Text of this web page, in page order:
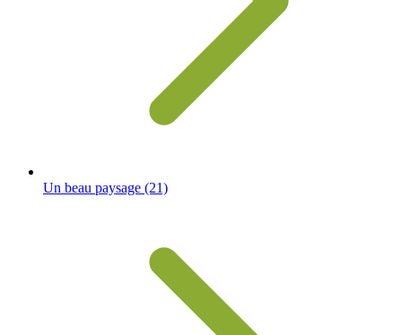
Un beau paysage (21)